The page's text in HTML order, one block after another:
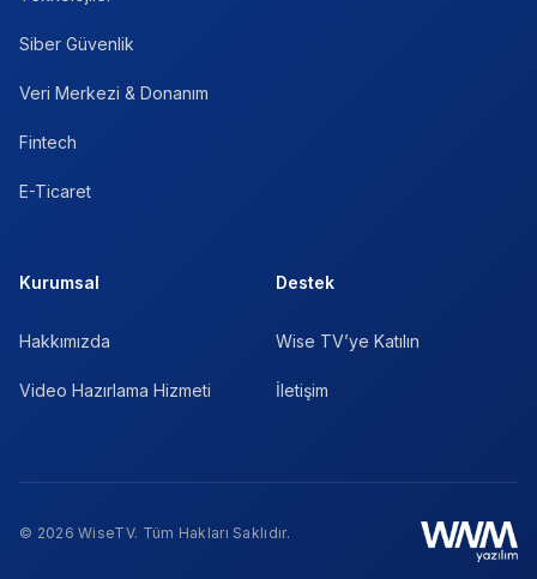
Siber Güvenlik
Veri Merkezi & Donanım
Fintech
E-Ticaret
Kurumsal
Hakkımızda
Video Hazırlama Hizmeti
Destek
Wise TV’ye Katılın
İletişim
© 2026 WiseTV. Tüm Hakları Saklıdır.